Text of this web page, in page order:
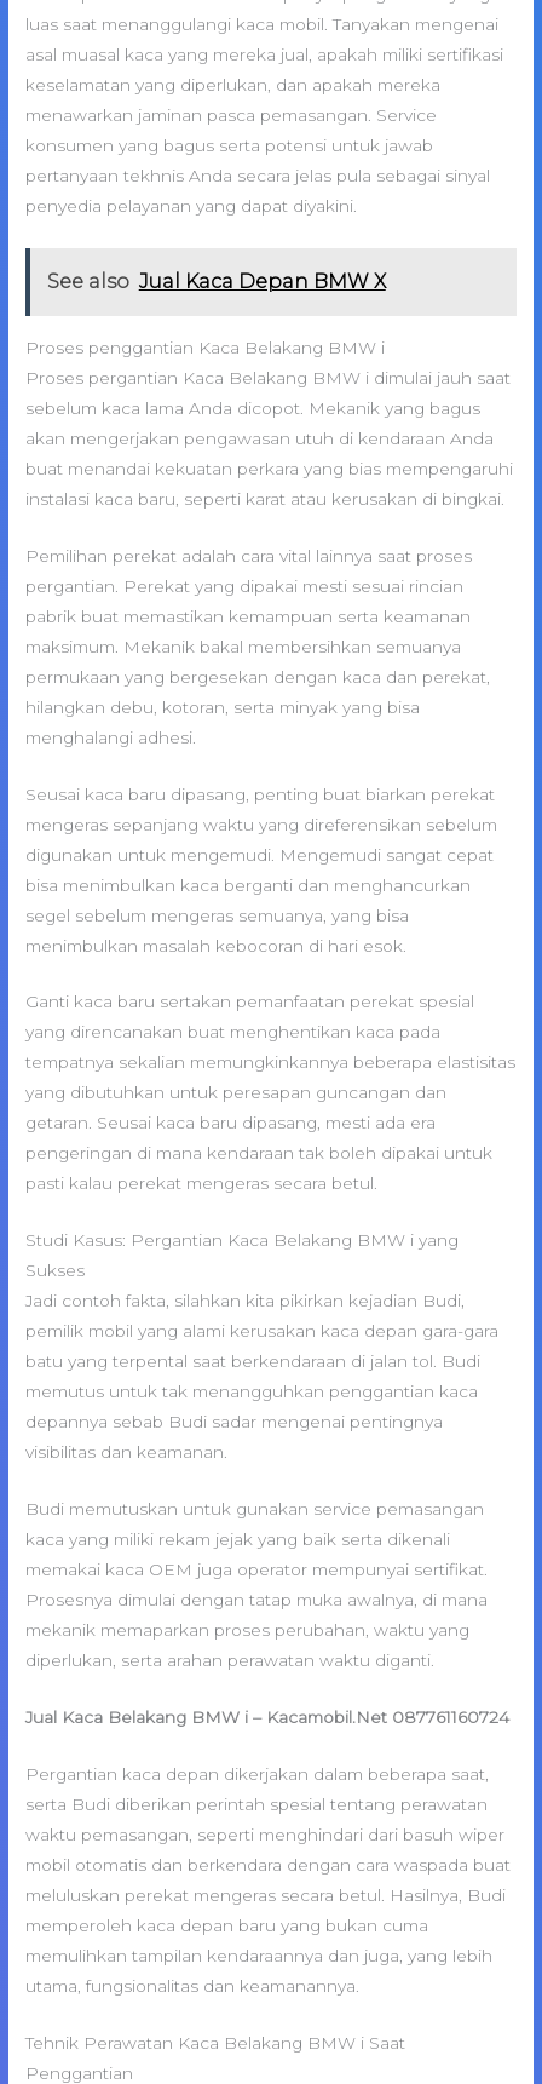
luas saat menanggulangi kaca mobil. Tanyakan mengenai
asal muasal kaca yang mereka jual, apakah miliki sertifikasi
keselamatan yang diperlukan, dan apakah mereka
menawarkan jaminan pasca pemasangan. Service
konsumen yang bagus serta potensi untuk jawab
pertanyaan tekhnis Anda secara jelas pula sebagai sinyal
penyedia pelayanan yang dapat diyakini.
See also Jual Kaca Depan BMW X
Proses penggantian Kaca Belakang BMW i
Proses pergantian Kaca Belakang BMW i dimulai jauh saat
sebelum kaca lama Anda dicopot. Mekanik yang bagus
akan mengerjakan pengawasan utuh di kendaraan Anda
buat menandai kekuatan perkara yang bias mempengaruhi
instalasi kaca baru, seperti karat atau kerusakan di bingkai.
Pemilihan perekat adalah cara vital lainnya saat proses
pergantian. Perekat yang dipakai mesti sesuai rincian
pabrik buat memastikan kemampuan serta keamanan
maksimum. Mekanik bakal membersihkan semuanya
permukaan yang bergesekan dengan kaca dan perekat,
hilangkan debu, kotoran, serta minyak yang bisa
menghalangi adhesi.
Seusai kaca baru dipasang, penting buat biarkan perekat
mengeras sepanjang waktu yang direferensikan sebelum
digunakan untuk mengemudi. Mengemudi sangat cepat
bisa menimbulkan kaca berganti dan menghancurkan
segel sebelum mengeras semuanya, yang bisa
menimbulkan masalah kebocoran di hari esok.
Ganti kaca baru sertakan pemanfaatan perekat spesial
yang direncanakan buat menghentikan kaca pada
tempatnya sekalian memungkinkannya beberapa elastisitas
yang dibutuhkan untuk peresapan guncangan dan
getaran. Seusai kaca baru dipasang, mesti ada era
pengeringan di mana kendaraan tak boleh dipakai untuk
pasti kalau perekat mengeras secara betul.
Studi Kasus: Pergantian Kaca Belakang BMW i yang
Sukses
Jadi contoh fakta, silahkan kita pikirkan kejadian Budi,
pemilik mobil yang alami kerusakan kaca depan gara-gara
batu yang terpental saat berkendaraan di jalan tol. Budi
memutus untuk tak menangguhkan penggantian kaca
depannya sebab Budi sadar mengenai pentingnya
visibilitas dan keamanan.
Budi memutuskan untuk gunakan service pemasangan
kaca yang miliki rekam jejak yang baik serta dikenali
memakai kaca OEM juga operator mempunyai sertifikat.
Prosesnya dimulai dengan tatap muka awalnya, di mana
mekanik memaparkan proses perubahan, waktu yang
diperlukan, serta arahan perawatan waktu diganti.
Jual Kaca Belakang BMW i – Kacamobil.Net 087761160724
Pergantian kaca depan dikerjakan dalam beberapa saat,
serta Budi diberikan perintah spesial tentang perawatan
waktu pemasangan, seperti menghindari dari basuh wiper
mobil otomatis dan berkendara dengan cara waspada buat
meluluskan perekat mengeras secara betul. Hasilnya, Budi
memperoleh kaca depan baru yang bukan cuma
memulihkan tampilan kendaraannya dan juga, yang lebih
utama, fungsionalitas dan keamanannya.
Tehnik Perawatan Kaca Belakang BMW i Saat
Penggantian